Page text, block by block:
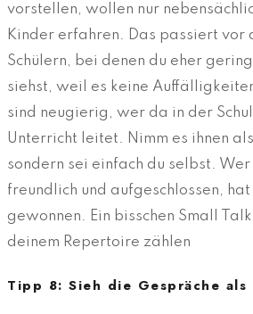
vorstellen, wollen nur
Kinder erfahren. Das passiert vor
Schülern, bei denen du eher
siehst, weil es keine
sind neugierig, wer da in der
Unterricht leitet. Nimm es ihnen
sondern sei einfach du selbst.
freundlich und aufgeschlossen, hat
gewonnen. Ein bisschen Small
deinem Repertoire zählen
Tipp 8: Sieh die Gespräche als